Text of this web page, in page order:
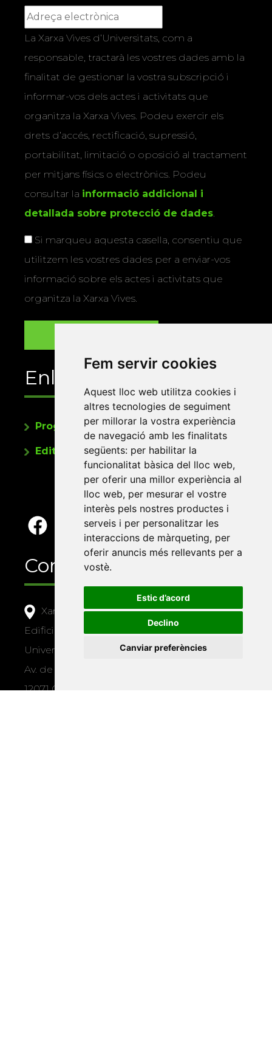
Fem servir cookies
Aquest lloc web utilitza cookies i
altres tecnologies de seguiment
per millorar la vostra experiència
de navegació amb les finalitats
següents: per habilitar la
funcionalitat bàsica del lloc web,
per oferir una millor experiència al
lloc web, per mesurar el vostre
interès pels nostres productes i
serveis i per personalitzar les
interaccions de màrqueting, per
oferir anuncis més rellevants per a
vostè.
Estic d’acord
Declino
Canviar preferències
La Xarxa Vives d’Universitats, com a
responsable, tractarà les vostres dades amb la
finalitat de gestionar la vostra subscripció i
informar-vos dels actes i activitats que
organitza la Xarxa Vives. Podeu exercir els
drets d’accés, rectificació, supressió,
portabilitat, limitació o oposició al tractament
per mitjans físics o electrònics. Podeu
consultar la informació addicional i
detallada sobre protecció de dades.
Si marqueu aquesta casella, consentiu que
utilitzem les vostres dades per a enviar-vos
informació sobre els actes i activitats que
organitza la Xarxa Vives.
Enllaços
Programa de publicacions
Editorials universitàries a Twitter
Contacte
Xarxa Vives d'Universitats
Edifici Àgora
Universitat Jaume I, local 10
Av. de Vicent Sos Baynat, s/n
12071 Castelló de la Plana